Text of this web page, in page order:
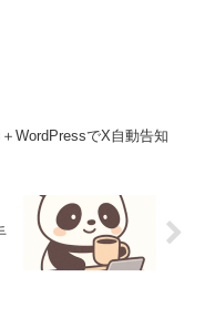
WordPressでX自動告知